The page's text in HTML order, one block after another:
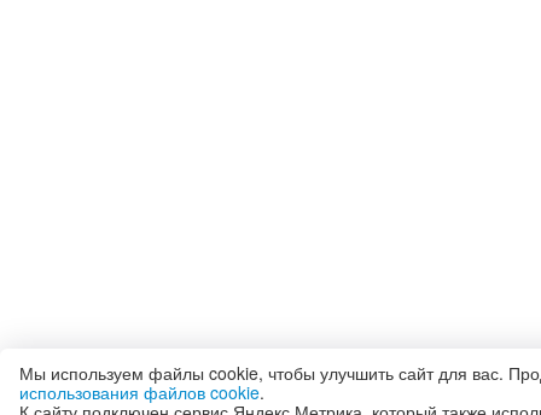
Мы используем файлы cookie, чтобы улучшить сайт для вас.
использования файлов cookie.